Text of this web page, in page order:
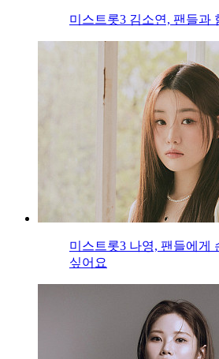
미스트롯3 김소연, 팬들과
미스트롯3 나영, 팬들에게
싶어요